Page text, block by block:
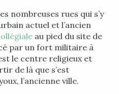
nombreuses rues qui s’y
actuel et l’ancien
au pied du site de
par un fort militaire à
le centre religieux et
de là que s’est
l’ancienne ville.